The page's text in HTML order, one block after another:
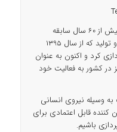
کارالنز یک مجموعه خانوادگی است با بیش از 60 سال سابقه
فعالیت در زمینه ساخت قالبهای صنعتی و تولید که از سال 1395
کرد و اکنون به عنوان
در کشور به فعالیت خود
به وسیله نیروی انسانی
قابل اعتمادی برای
باشیم.